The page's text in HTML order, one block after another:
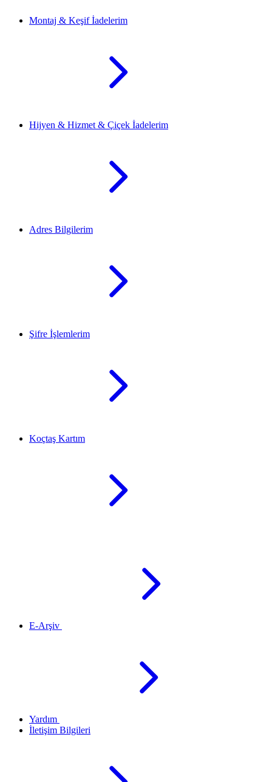
Montaj & Keşif İadelerim
Hijyen & Hizmet & Çiçek İadelerim
Adres Bilgilerim
Şifre İşlemlerim
Koçtaş Kartım
E-Arşiv
Yardım
İletişim Bilgileri